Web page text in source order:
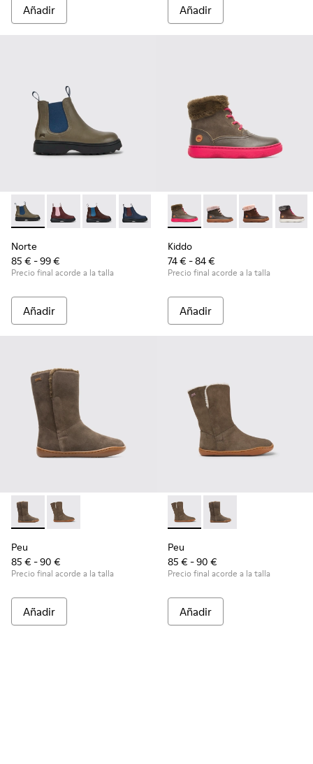
Añadir Añadir
Norte - K900149-011 - Botines grises y azules
Norte - K900149-026
Norte - K900149-025
Norte - K900149-024
Norte - K900149-023
Norte - K900149-022
Norte -Norte -
Norte
85 € - 99 €
Precio final acorde a la talla
Añadir
Kiddo - K900098-007 -
Kiddo - K900098-010
Kiddo -Kiddo
Kiddo
74 € - 84 €
Precio final acorde a la talla
Añadir
Peu - K900192-001 - Brown Gray
Peu - K900192-004 - Botas de nobuck marrón
Peu
85 € - 90 €
Precio final acorde a la talla
Añadir
Peu - K900192-004 - Botas
Peu - K900192-001 -
Peu
85 € - 90 €
Precio final acorde a la talla
Añadir